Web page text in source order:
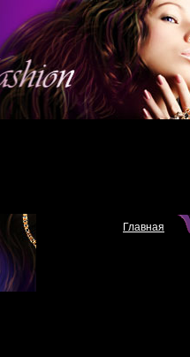
Главная